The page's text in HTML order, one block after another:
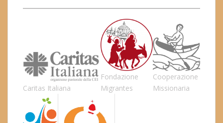
Caritas Italiana
Fondazione
Migrantes
Cooperazione
Missionaria